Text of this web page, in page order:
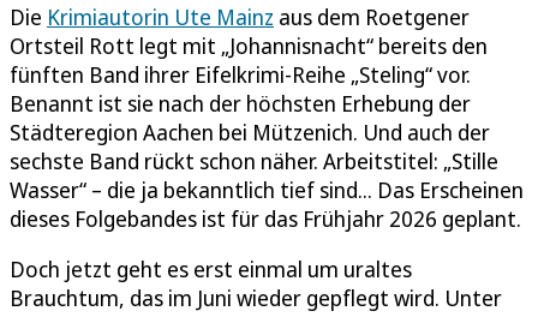
Die Krimiautorin Ute Mainz aus dem Roetgener
Ortsteil Rott legt mit „Johannisnacht“ bereits den
fünften Band ihrer Eifelkrimi-Reihe „Steling“ vor.
Benannt ist sie nach der höchsten Erhebung der
Städteregion Aachen bei Mützenich. Und auch der
sechste Band rückt schon näher. Arbeitstitel: „Stille
Wasser“ – die ja bekanntlich tief sind... Das Erscheinen
dieses Folgebandes ist für das Frühjahr 2026 geplant.
Doch jetzt geht es erst einmal um uraltes
Brauchtum, das im Juni wieder gepflegt wird. Unter